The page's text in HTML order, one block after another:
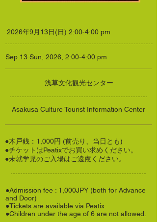
2026年9月13日(日) 2:00-4:00 pm
Sep 13 Sun, 2026, 2:00-4:00 pm
浅草文化観光センター
Asakusa Culture Tourist Information Center
●木戸銭：1,000円 (前売り、当日とも)
●チケットはPeatixでお買い求めください。
●未就学児のご入場はご遠慮ください。
●Admission fee : 1,000JPY (both for Advance
and Door)
●Tickets are available via Peatix.
●Children under the age of 6 are not allowed.